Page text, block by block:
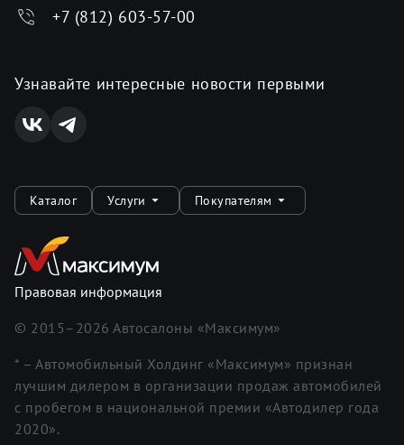
+7 (812) 603-57-00
Узнавайте интересные новости первыми
Каталог Услуги Покупателям
Правовая информация
© 2015– 2026 Автосалоны «Максимум»
* – Автомобильный Холдинг «Максимум» признан
лучшим дилером в организации продаж автомобилей
с пробегом в национальной премии «Автодилер года
2020».